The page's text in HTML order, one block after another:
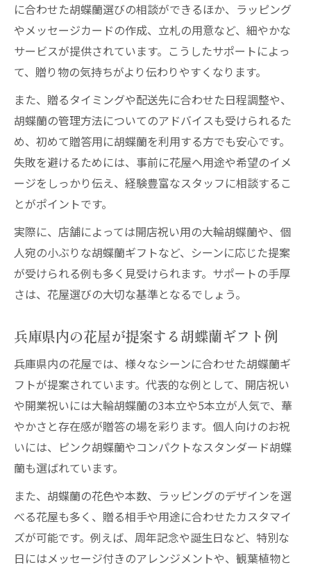
め方
花屋の胡蝶蘭ラインナップと選択基準の違
い
ビジネスシーンで活躍する胡蝶蘭活用法
花屋が提案するビジネス向け胡蝶蘭活用例
胡蝶蘭を花屋で選ぶ際の法人対応ポイント
花屋の胡蝶蘭で信頼感あるビジネスギフト
を演出
ビジネスシーンに合う花屋の胡蝶蘭選び方
失敗しない花屋選びと胡蝶蘭購入術
口コミ重視で選ぶ花屋と胡蝶蘭のポイント
花屋の予約や在庫状況で胡蝶蘭購入を成功
胡蝶蘭購入前に花屋へ確認したいサービス
内容
花屋選びで重要な胡蝶蘭の配達対応を比較
胡蝶蘭購入時に花屋で気をつける注意事項
に合わせた胡蝶蘭選びの相談ができるほか、ラッピング
やメッセージカードの作成、立札の用意など、細やかな
サービスが提供されています。こうしたサポートによっ
て、贈り物の気持ちがより伝わりやすくなります。
また、贈るタイミングや配送先に合わせた日程調整や、
胡蝶蘭の管理方法についてのアドバイスも受けられるた
め、初めて贈答用に胡蝶蘭を利用する方でも安心です。
失敗を避けるためには、事前に花屋へ用途や希望のイメ
ージをしっかり伝え、経験豊富なスタッフに相談するこ
とがポイントです。
実際に、店舗によっては開店祝い用の大輪胡蝶蘭や、個
人宛の小ぶりな胡蝶蘭ギフトなど、シーンに応じた提案
が受けられる例も多く見受けられます。サポートの手厚
さは、花屋選びの大切な基準となるでしょう。
兵庫県内の花屋が提案する胡蝶蘭ギフト例
兵庫県内の花屋では、様々なシーンに合わせた胡蝶蘭ギ
フトが提案されています。代表的な例として、開店祝い
や開業祝いには大輪胡蝶蘭の3本立や5本立が人気で、華
やかさと存在感が贈答の場を彩ります。個人向けのお祝
いには、ピンク胡蝶蘭やコンパクトなスタンダード胡蝶
蘭も選ばれています。
また、胡蝶蘭の花色や本数、ラッピングのデザインを選
べる花屋も多く、贈る相手や用途に合わせたカスタマイ
ズが可能です。例えば、周年記念や誕生日など、特別な
日にはメッセージ付きのアレンジメントや、観葉植物と